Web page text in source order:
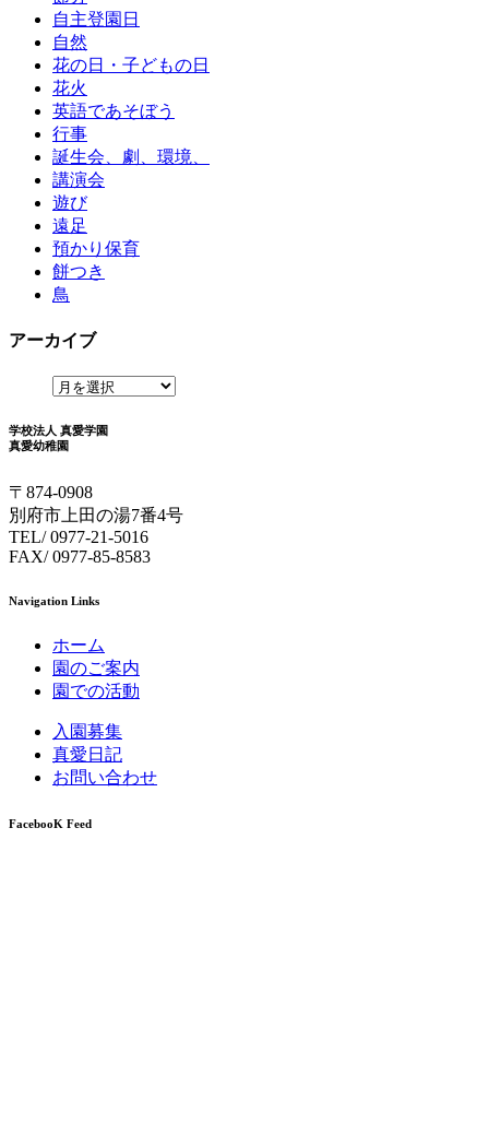
自主登園日
自然
花の日・子どもの日
花火
英語であそぼう
行事
誕生会、劇、環境、
講演会
遊び
遠足
預かり保育
餅つき
鳥
アーカイブ
学校法人 真愛学園
真愛幼稚園
〒874-0908
別府市上田の湯7番4号
TEL/ 0977-21-5016
FAX/ 0977-85-8583
Navigation Links
ホーム
園のご案内
園での活動
入園募集
真愛日記
お問い合わせ
FacebooK Feed